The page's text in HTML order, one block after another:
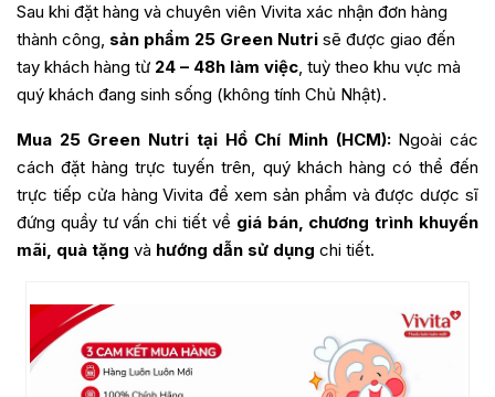
Sau khi đặt hàng và chuyên viên Vivita xác nhận đơn hàng
thành công, sản phẩm 25 Green Nutri sẽ được giao đến
tay khách hàng từ 24 – 48h làm việc, tuỳ theo khu vực mà
quý khách đang sinh sống (không tính Chủ Nhật).
Mua 25 Green Nutri tại Hồ Chí Minh (HCM):Ngoài các
cách đặt hàng trực tuyến trên, quý khách hàng có thể đến
trực tiếp cửa hàng Vivita để xem sản phẩm và được dược sĩ
đứng quầy tư vấn chi tiết về giá bán, chương trình khuyến
mãi, quà tặng và hướng dẫn sử dụng chi tiết.